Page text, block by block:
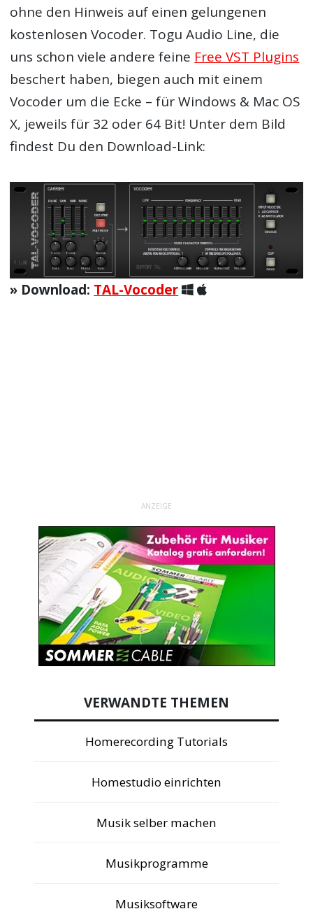
ohne den Hinweis auf einen gelungenen
kostenlosen Vocoder. Togu Audio Line, die
uns schon viele andere feine Free VST Plugins
beschert haben, biegen auch mit einem
Vocoder um die Ecke – für Windows & Mac OS
X, jeweils für 32 oder 64 Bit! Unter dem Bild
findest Du den Download-Link:
» Download: TAL-Vocoder
ANZEIGE
VERWANDTE THEMEN
Homerecording Tutorials
Homestudio einrichten
Musik selber machen
Musikprogramme
Musiksoftware